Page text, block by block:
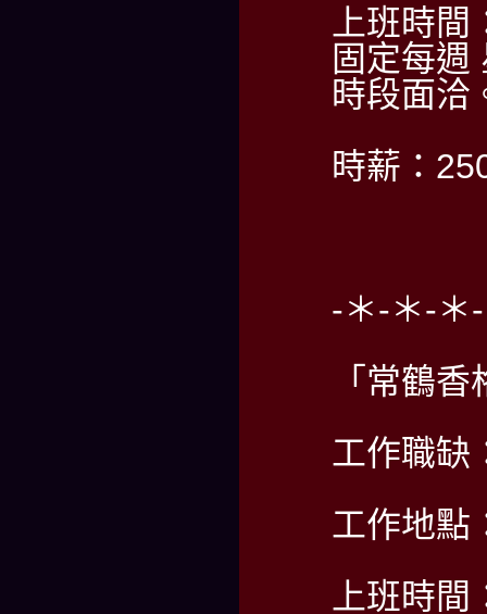
上班時間
固定每週
時段面洽
時薪：
-＊-＊-＊
「常鶴
工作職缺
工作地點
上班時